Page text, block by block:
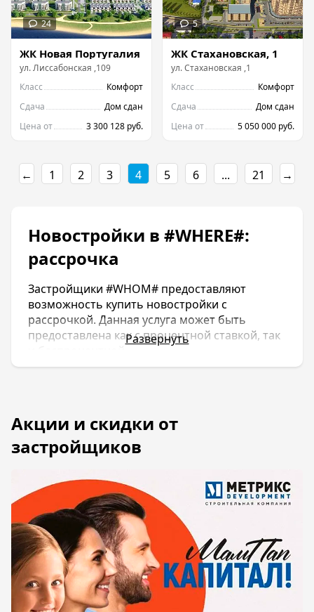
ЖК Новая Португалия
ул.Лиссабонская ,109
Класс
Комфорт
Сдача
Дом сдан
Цена от
3 300 128 руб.
ЖК Стахановская, 1
ул.Стахановская ,1
Класс
Комфорт
Сдача
Дом сдан
Цена от
5 050 000 руб.
← 1 2 3 4 5 6 ... 21 →
Новостройки в #WHERE#:
рассрочка
Застройщики #WHOM# предоставляют
возможность купить новостройки с
рассрочкой. Данная услуга может быть
предоставлена как с процентной ставкой, так
Условия беспроцентной рассрочки (стоит
- Полная стоимость квартиры должна
быть погашена до принятия
Госкомиссией дома.
составлять менее 30% (а у некоторых
застройщиков не менее 60%).
- Рассрочка предоставляется на срок от 3
до 6 месяцев.
- До сдачи объекта не может быть менее
трех месяцев.
Рассрочка с комиссией предоставляется под
Развернуть